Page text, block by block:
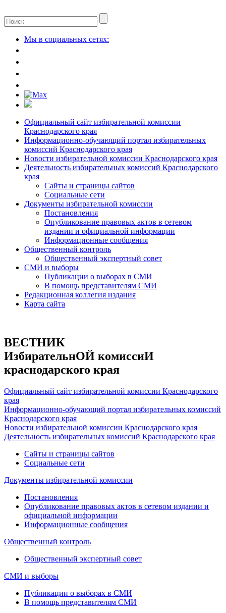
Мы в социальных сетях:
Официальный сайт избирательной комиссии
Краснодарского края
Информационно-обучающий портал избирательных
комиссий Краснодарского края
Новости избирательной комиссии Краснодарского края
Деятельность избирательных комиссий Краснодарского
края
Сайты и страницы сайтов
Социальные сети
Документы избирательной комиссии
Постановления
Опубликование правовых актов в сетевом
издании и официальной информации
Информационные сообщения
Общественный контроль
Общественный экспертный совет
СМИ и выборы
Публикации о выборах в СМИ
В помощь представителям СМИ
Редакционная коллегия издания
Карта сайта
ВЕСТНИК
ИзбирательнОЙ комиссиИ
краснодарского края
Официальный сайт избирательной комиссии Краснодарского
края
Информационно-обучающий портал избирательных комиссий
Краснодарского края
Новости избирательной комиссии Краснодарского края
Деятельность избирательных комиссий Краснодарского края
Сайты и страницы сайтов
Социальные сети
Документы избирательной комиссии
Постановления
Опубликование правовых актов в сетевом издании и
официальной информации
Информационные сообщения
Общественный контроль
Общественный экспертный совет
СМИ и выборы
Публикации о выборах в СМИ
В помощь представителям СМИ